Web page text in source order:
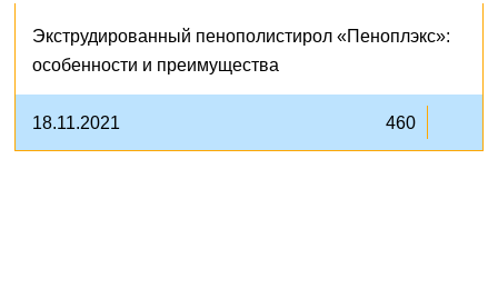
Экструдированный пенополистирол «Пеноплэкс»:
особенности и преимущества
18.11.2021 460